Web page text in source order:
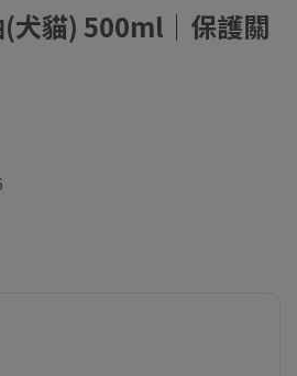
(犬貓) 500ml｜保護關